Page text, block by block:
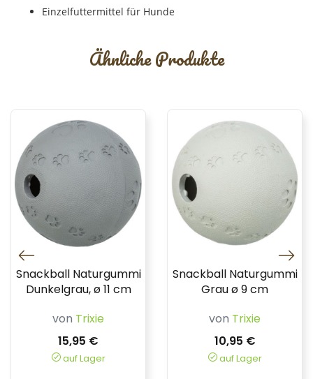
Einzelfuttermittel für Hunde
Ähnliche Produkte
Snackball Naturgummi
Dunkelgrau, ø 11 cm
von Trixie
15,95 €
auf Lager
Snackball Naturgummi
Grau ø 9 cm
von Trixie
10,95 €
auf Lager